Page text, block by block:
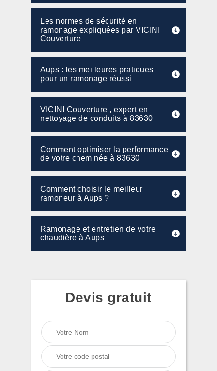
Les normes de sécurité en
ramonage expliquées par VICINI
Couverture
Aups : les meilleures pratiques
pour un ramonage réussi
VICINI Couverture , expert en
nettoyage de conduits à 83630
Comment optimiser la performance
de votre cheminée à 83630
Comment choisir le meilleur
ramoneur à Aups ?
Ramonage et entretien de votre
chaudière à Aups
Devis gratuit